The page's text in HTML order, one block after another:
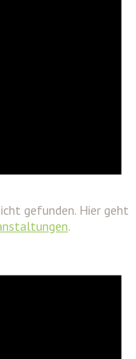
gefunden. Hier geht
.